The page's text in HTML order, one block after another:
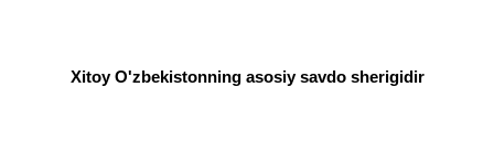
Xitoy O'zbekistonning asosiy savdo sherigidir